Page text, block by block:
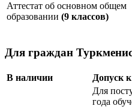
Аттестат об основном общем
образовании (9 классов)
Для граждан
В наличии Допуск
Для
года